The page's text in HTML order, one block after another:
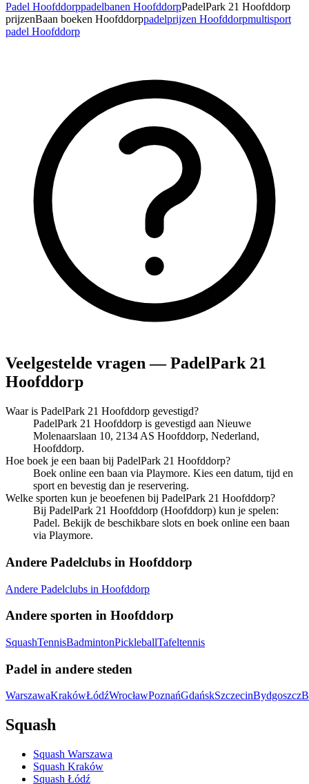
Padel Hoofddorppadelbanen HoofddorpPadelPark 21 Hoofddorp
prijzenBaan boeken Hoofddorppadelprijzen Hoofddorpmultisport
padel Hoofddorp
Veelgestelde vragen — PadelPark 21
Hoofddorp
Waar is PadelPark 21 Hoofddorp gevestigd?
PadelPark 21 Hoofddorp is gevestigd aan Nieuwe
Molenaarslaan 10, 2134 AS Hoofddorp, Nederland,
Hoofddorp.
Hoe boek je een baan bij PadelPark 21 Hoofddorp?
Boek online een baan via Playmore. Kies een datum, tijd en
sport en bevestig dan je reservering.
Welke sporten kun je beoefenen bij PadelPark 21 Hoofddorp?
Bij PadelPark 21 Hoofddorp (Hoofddorp) kun je spelen:
Padel. Bekijk de beschikbare slots en boek online een baan
via Playmore.
Andere Padelclubs in Hoofddorp
Andere Padelclubs in Hoofddorp
Andere sporten in Hoofddorp
SquashTennisBadmintonPickleballTafeltennis
Padel in andere steden
WarszawaKrakówŁódźWrocławPoznańGdańskSzczecinBydgoszcz
Squash
Squash Warszawa
Squash Kraków
Squash Łódź